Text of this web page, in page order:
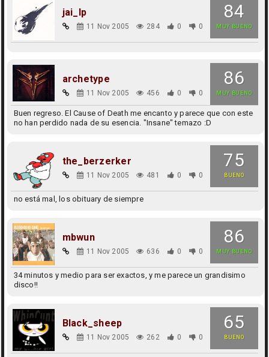
84
MUY BUENO
jai_lp
11 Nov 2005 284 0 0
86
MUY BUENO
archetype
11 Nov 2005 456 0 0
Buen regreso. El Cause of Death me encanto y parece que con este
no han perdido nada de su esencia. "Insane" temazo :D
75
BUENO
the_berzerker
11 Nov 2005 481 0 0
no está mal, los obituary de siempre
86
MUY BUENO
mbwun
11 Nov 2005 636 0 0
34 minutos y medio para ser exactos, y me parece un grandisimo
disco!!
65
BUENO
Black_sheep
11 Nov 2005 262 0 0